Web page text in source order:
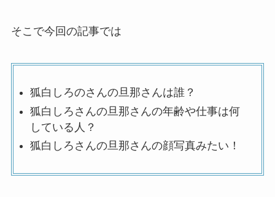
そこで今回の記事では
狐白しろのさんの旦那さんは誰？
狐白しろさんの旦那さんの年齢や仕事は何
している人？
狐白しろさんの旦那さんの顔写真みたい！